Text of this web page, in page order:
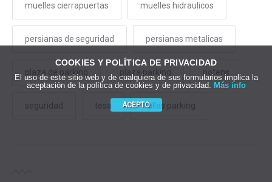
muelles cierrapuertas muelles hidraulicos
persianas de seguridad persianas metalicas
plaza de parking plaza parking potens
seguridad tesa vallas parking
COOKIES Y POLÍTICA DE PRIVACIDAD
El uso de este sitio web y de cualquiera de sus formularios implica la
aceptación de la política de cookies y de privacidad. Más info
ACEPTO